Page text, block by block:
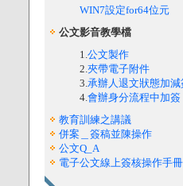
WIN7設定for64位元
公文影音教學檔
1.公文製作
2.夾帶電子附件
3.承辦人退文狀態加減
4.會辦身分流程中加簽
教育訓練之講議
併案＿簽稿並陳操作
公文Q_A
電子公文線上簽核操作手冊